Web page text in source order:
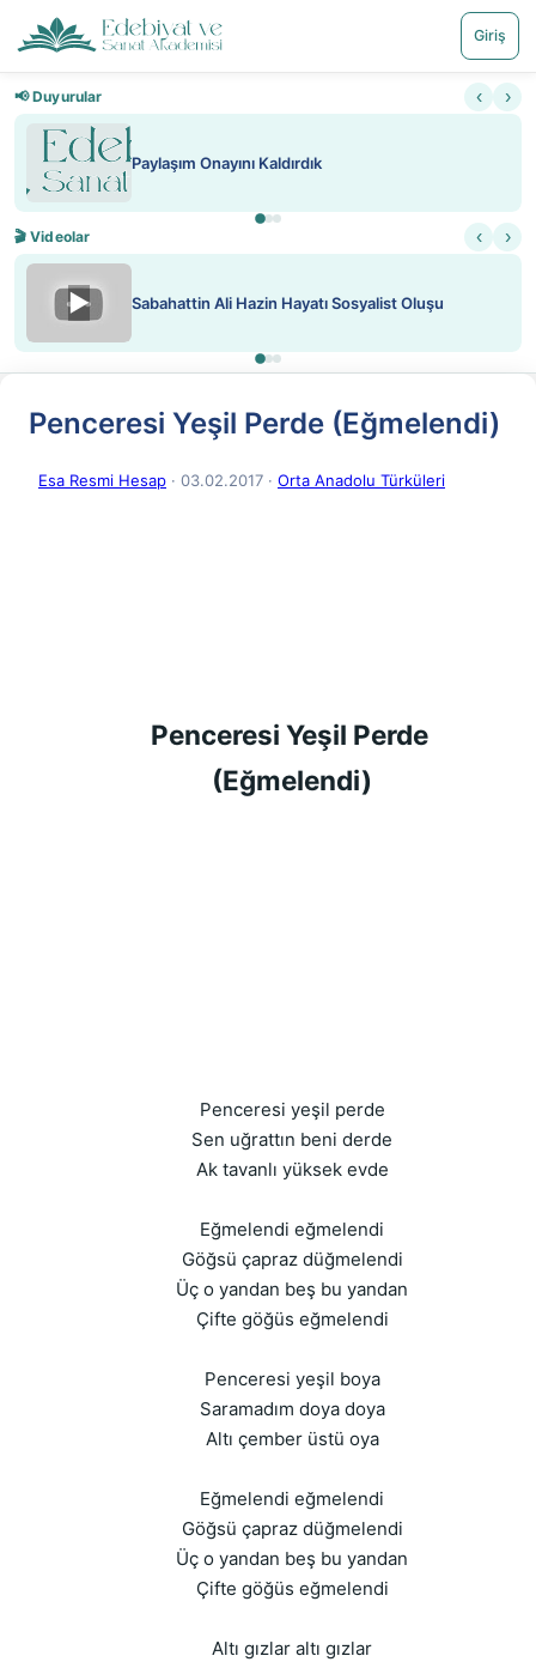
Giriş
📢 Duyurular ‹ ›
Paylaşım Onayını Kaldırdık
🎬 Videolar ‹ ›
Sabahattin Ali Hazin Hayatı Sosyalist Oluşu
Penceresi Yeşil Perde (Eğmelendi)
Esa Resmi Hesap · 03.02.2017 · Orta Anadolu Türküleri
Penceresi Yeşil Perde
(Eğmelendi)
Penceresi yeşil perde
Sen uğrattın beni derde
Ak tavanlı yüksek evde
Eğmelendi eğmelendi
Göğsü çapraz düğmelendi
Üç o yandan beş bu yandan
Çifte göğüs eğmelendi
Penceresi yeşil boya
Saramadım doya doya
Altı çember üstü oya
Eğmelendi eğmelendi
Göğsü çapraz düğmelendi
Üç o yandan beş bu yandan
Çifte göğüs eğmelendi
Altı gızlar altı gızlar